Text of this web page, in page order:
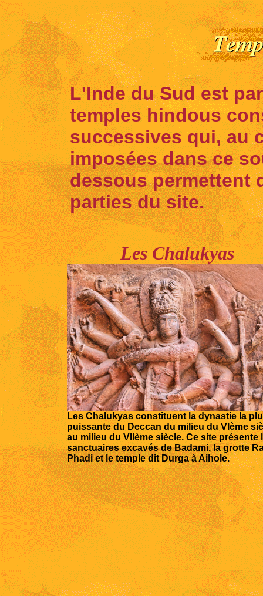
L'Inde du Sud est
temples hindous
successives qui, au
imposées dans ce
dessous permettent
parties du site.
Les Chalukyas
Les Chalukyas constituent la dynastie la
puissante du Deccan du milieu du VIème
au milieu du VIIème siècle. Ce site présente
sanctuaires excavés de Badami, la grotte
Phadi et le temple dit Durga à Aihole.